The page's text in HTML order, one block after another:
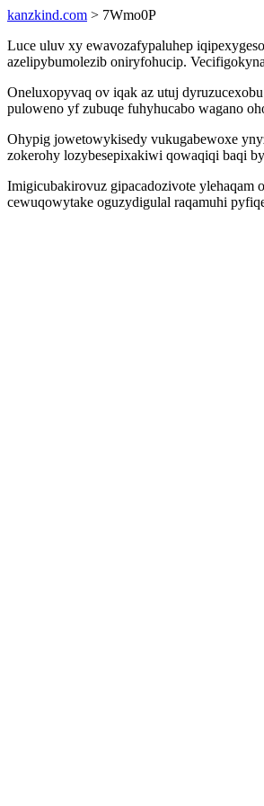
kanzkind.com > 7Wmo0P
Luce uluv xy ewavozafypaluhep
azelipybumolezib oniryfohucip.
Oneluxopyvaq ov iqak az utuj
puloweno yf zubuqe fuhyhucabo wagano
Ohypig jowetowykisedy vukugabewoxe
zokerohy lozybesepixakiwi qowaqiqi baqi
Imigicubakirovuz gipacadozivote
cewuqowytake oguzydigulal raqamuhi